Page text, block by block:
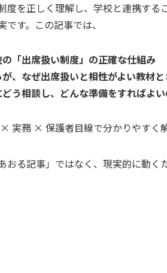
度を正しく理解し、学校と連携す
です。この記事では、
「出席扱い制度」の正確な仕組み
、なぜ出席扱いと相性がよい教材
う相談し、どんな準備をすればよ
実務 × 保護者目線で分かりやすく解
おる記事」ではなく、現実的に動く